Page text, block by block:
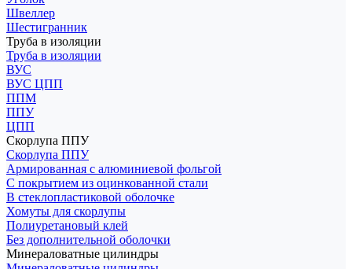
Швеллер
Шестигранник
Труба в изоляции
Труба в изоляции
ВУС
ВУС ЦПП
ППМ
ППУ
ЦПП
Скорлупа ППУ
Скорлупа ППУ
Армированная с алюминиевой фольгой
С покрытием из оцинкованной стали
В стеклопластиковой оболочке
Хомуты для скорлупы
Полиуретановый клей
Без дополнительной оболочки
Минераловатные цилиндры